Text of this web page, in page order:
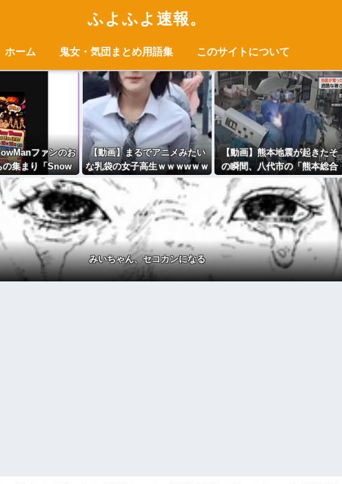
ふよふよ速報。
ホーム 鬼女・気団まとめ用語集 このサイトについて
ファンのお
の集まり「Snow
、ライブ開催決
※動画あり）
【動画】まるでアニメみたい
な乳袋の女子高生ｗｗｗwｗｗ
ｗｗｗｗｗｗ
【動画】熊本地震が起きたそ
の瞬間、八代市の「熊本総合
病院」の手術室の様子…
みいちゃん、セコカンになる